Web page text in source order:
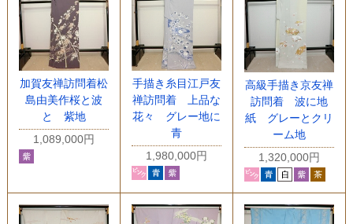
加賀友禅訪問着松
島由美作桜と波
と 紫地
1,089,000円
手描き糸目江戸友
禅訪問着 上品な
花々 グレー地に
青
1,980,000円
高級手描き京友禅
訪問着 波に地
紙 グレーとクリ
ーム地
1,320,000円